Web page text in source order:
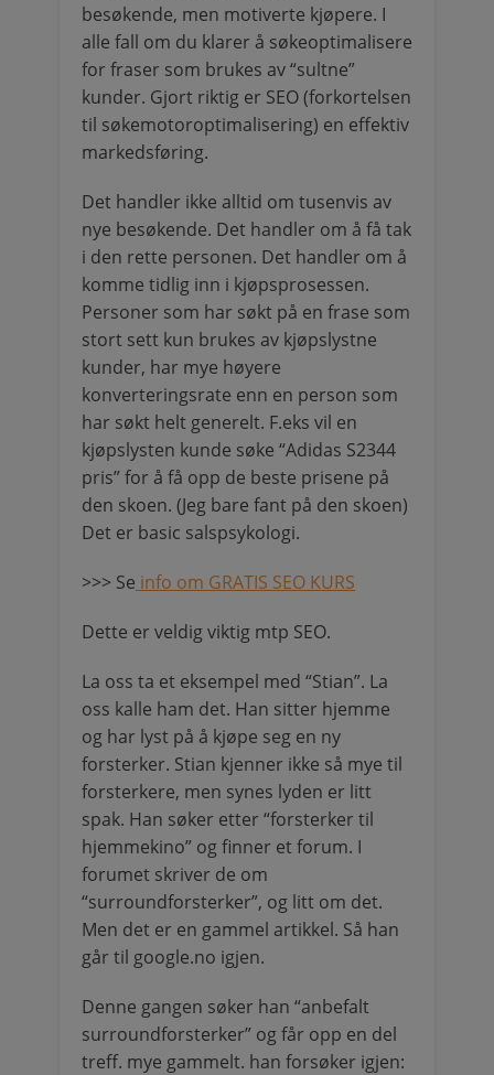
besøkende, men motiverte kjøpere. I
alle fall om du klarer å søkeoptimalisere
for fraser som brukes av “sultne”
kunder. Gjort riktig er SEO (forkortelsen
til søkemotoroptimalisering) en effektiv
markedsføring.
Det handler ikke alltid om tusenvis av
nye besøkende. Det handler om å få tak
i den rette personen. Det handler om å
komme tidlig inn i kjøpsprosessen.
Personer som har søkt på en frase som
stort sett kun brukes av kjøpslystne
kunder, har mye høyere
konverteringsrate enn en person som
har søkt helt generelt. F.eks vil en
kjøpslysten kunde søke “Adidas S2344
pris” for å få opp de beste prisene på
den skoen. (Jeg bare fant på den skoen)
Det er basic salspsykologi.
>>> Se info om GRATIS SEO KURS
Dette er veldig viktig mtp SEO.
La oss ta et eksempel med “Stian”. La
oss kalle ham det. Han sitter hjemme
og har lyst på å kjøpe seg en ny
forsterker. Stian kjenner ikke så mye til
forsterkere, men synes lyden er litt
spak. Han søker etter “forsterker til
hjemmekino” og finner et forum. I
forumet skriver de om
“surroundforsterker”, og litt om det.
Men det er en gammel artikkel. Så han
går til google.no igjen.
Denne gangen søker han “anbefalt
surroundforsterker” og får opp en del
treff. mye gammelt. han forsøker igjen: